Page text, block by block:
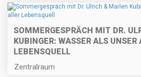
SOMMERGESPRÄCH MIT DR.
KUBINGER: WASSER ALS UNSER
LEBENSQUELL
Zentralraum